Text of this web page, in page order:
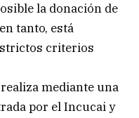
la donación de
tanto, está
criterios
mediante una
por el Incucai y